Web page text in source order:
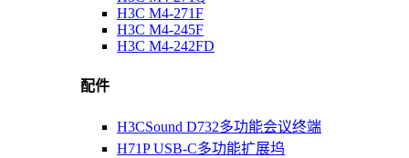
H3C M4-271F
H3C M4-245F
H3C M4-242FD
配件
H3CSound D732多功能会议终端
H71P USB-C多功能扩展坞